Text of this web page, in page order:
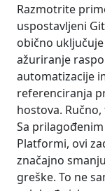
Razmotrite
uspostavljeni
obično
ažuriranje
automatizacije
referenciranja
hostova.
Sa
Platformi, ovi
značajno
greške. To ne